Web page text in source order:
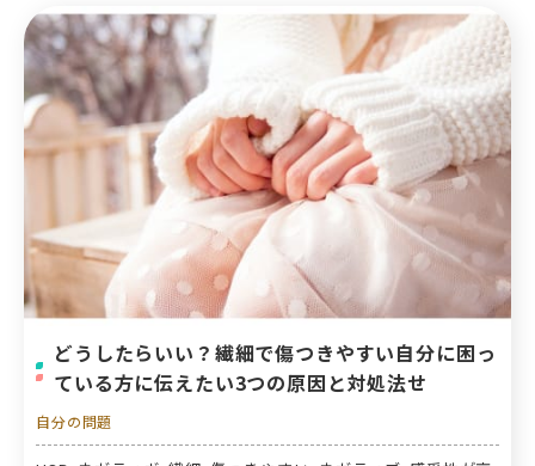
どうしたらいい？繊細で傷つきやすい自分に困っ
ている方に伝えたい3つの原因と対処法せ
自分の問題